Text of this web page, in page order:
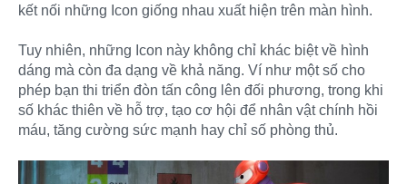
kết nối những Icon giống nhau xuất hiện trên màn hình.
Tuy nhiên, những Icon này không chỉ khác biệt về hình
dáng mà còn đa dạng về khả năng. Ví như một số cho
phép bạn thi triển đòn tấn công lên đối phương, trong khi
số khác thiên về hỗ trợ, tạo cơ hội để nhân vật chính hồi
máu, tăng cường sức mạnh hay chỉ số phòng thủ.